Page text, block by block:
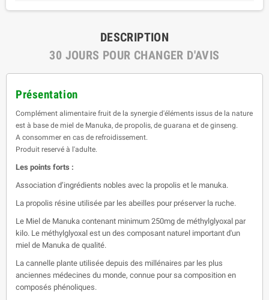
DESCRIPTION
30 JOURS POUR CHANGER D'AVIS
Présentation
Complément alimentaire fruit de la synergie d'éléments issus de la nature
est à base de miel de Manuka, de propolis, de guarana et de ginseng.
A consommer en cas de refroidissement.
Produit reservé à l'adulte.
Les points forts :
Association d’ingrédients nobles avec la propolis et le manuka.
La propolis résine utilisée par les abeilles pour préserver la ruche.
Le Miel de Manuka contenant minimum 250mg de méthylglyoxal par
kilo. Le méthylglyoxal est un des composant naturel important d'un
miel de Manuka de qualité.
La cannelle plante utilisée depuis des millénaires par les plus
anciennes médecines du monde, connue pour sa composition en
composés phénoliques.